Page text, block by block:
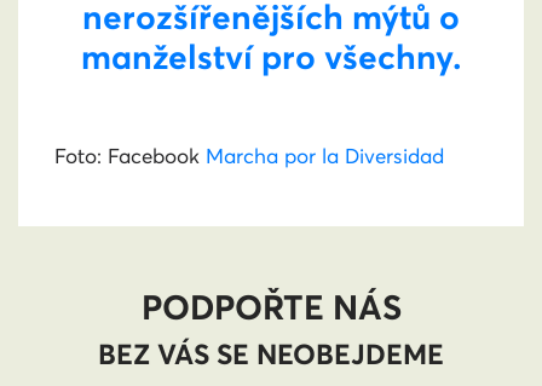
nerozšířenějších mýtů o
manželství pro všechny.
Foto: Facebook Marcha por la Diversidad
PODPOŘTE NÁS
BEZ VÁS SE NEOBEJDEME